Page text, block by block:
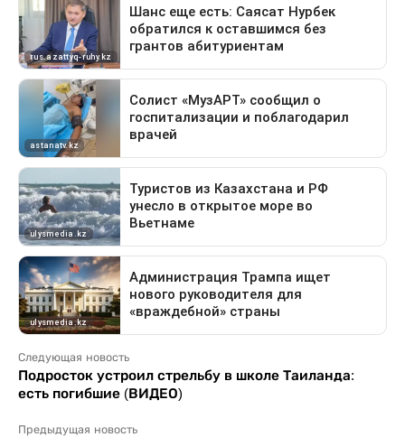
Следующая новость
Подросток устроил стрельбу в школе Таиланда:
есть погибшие (ВИДЕО)
Предыдущая новость